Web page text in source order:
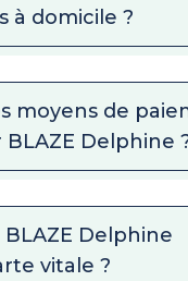
à domicile ?
moyens de
Delphine
Delphine
vitale ?